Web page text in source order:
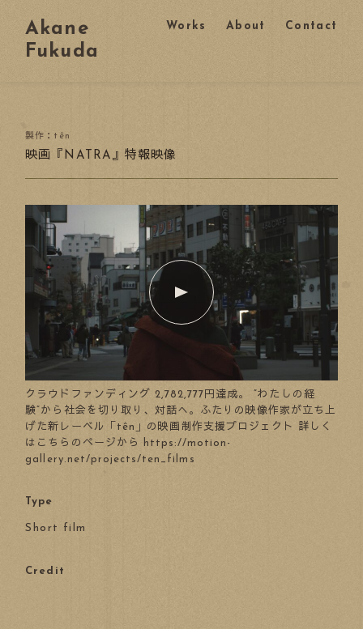
Akane
Fukuda
Works About Contact
製作：tên
映画『NATRA』特報映像
クラウドファンディング 2,782,777円達成。 ”わたしの経
験”から社会を切り取り、対話へ。ふたりの映像作家が立ち上
げた新レーベル「tên」の映画制作支援プロジェクト 詳しく
はこちらのページから https://motion-
gallery.net/projects/ten_films
Type
Short film
Credit